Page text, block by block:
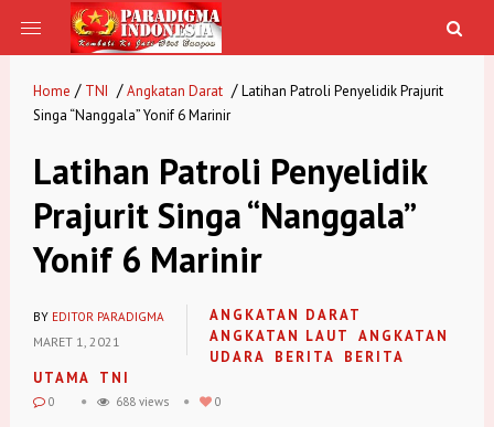
Home / TNI / Angkatan Darat / Latihan Patroli Penyelidik Prajurit
Singa “Nanggala” Yonif 6 Marinir
Latihan Patroli Penyelidik
Prajurit Singa “Nanggala”
Yonif 6 Marinir
BY EDITOR PARADIGMA
MARET 1, 2021
ANGKATAN DARAT
ANGKATAN LAUT
ANGKATAN
UDARA
BERITA
BERITA
UTAMA
TNI
0 688 views 0